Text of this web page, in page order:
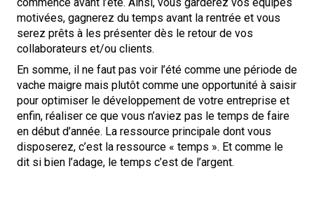
motivées, gagnerez du temps avant la rentrée et vous
serez prêts à les présenter dès le retour de vos
collaborateurs et/ou clients.
En somme, il ne faut pas voir l’été comme une période de
vache maigre mais plutôt comme une opportunité à saisir
pour optimiser le développement de votre entreprise et
enfin, réaliser ce que vous n’aviez pas le temps de faire
en début d’année. La ressource principale dont vous
disposerez, c’est la ressource « temps ». Et comme le
dit si bien l’adage, le temps c’est de l’argent.